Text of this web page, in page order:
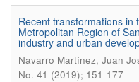
Recent transformations in
Metropolitan Region of
industry and urban
Navarro Martí­nez, Juan
No. 41 (2019); 151-177